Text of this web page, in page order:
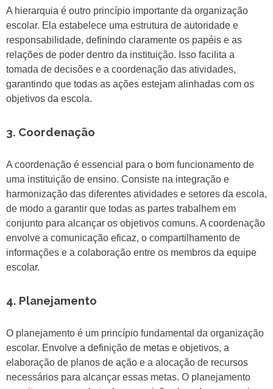
A hierarquia é outro princípio importante da organização
escolar. Ela estabelece uma estrutura de autoridade e
responsabilidade, definindo claramente os papéis e as
relações de poder dentro da instituição. Isso facilita a
tomada de decisões e a coordenação das atividades,
garantindo que todas as ações estejam alinhadas com os
objetivos da escola.
3. Coordenação
A coordenação é essencial para o bom funcionamento de
uma instituição de ensino. Consiste na integração e
harmonização das diferentes atividades e setores da escola,
de modo a garantir que todas as partes trabalhem em
conjunto para alcançar os objetivos comuns. A coordenação
envolve a comunicação eficaz, o compartilhamento de
informações e a colaboração entre os membros da equipe
escolar.
4. Planejamento
O planejamento é um princípio fundamental da organização
escolar. Envolve a definição de metas e objetivos, a
elaboração de planos de ação e a alocação de recursos
necessários para alcançar essas metas. O planejamento